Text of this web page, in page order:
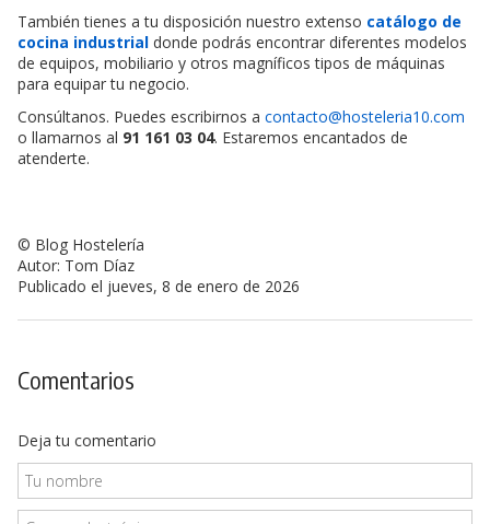
También tienes a tu disposición nuestro extenso catálogo de
cocina industrial donde podrás encontrar diferentes modelos
de equipos, mobiliario y otros magníficos tipos de máquinas
para equipar tu negocio.
Consúltanos. Puedes escribirnos a contacto@hosteleria10.com
o llamarnos al 91 161 03 04. Estaremos encantados de
atenderte.
© Blog Hostelería
Autor: Tom Díaz
Publicado el jueves, 8 de enero de 2026
Comentarios
Deja tu comentario